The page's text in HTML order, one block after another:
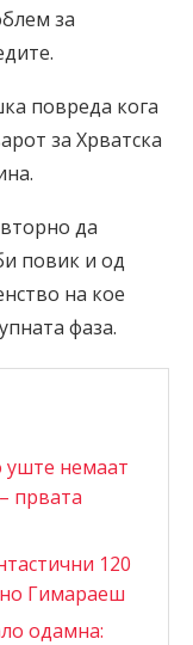
за
повреда кога
за Хрватска
да
повик и од
на кое
фаза.
уште немаат
првата
120
Гимараеш
одамна: